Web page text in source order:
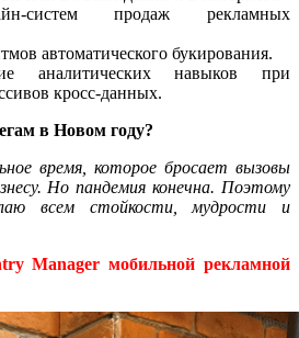
систем продаж рекламных
автоматического букирования.
аналитических навыков при
кросс-данных.
в Новом году?
время, которое бросает вызовы
Но пандемия конечна. Поэтому
всем стойкости, мудрости и
Manager мобильной рекламной